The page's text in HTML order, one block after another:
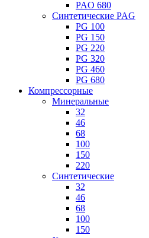
PAO 680
Синтетические PAG
PG 100
PG 150
PG 220
PG 320
PG 460
PG 680
Компрессорные
Минеральные
32
46
68
100
150
220
Синтетические
32
46
68
100
150